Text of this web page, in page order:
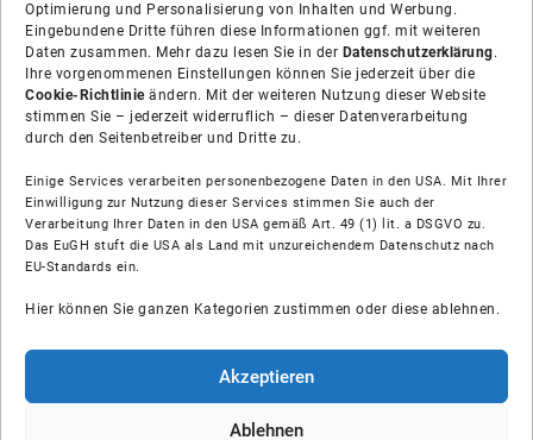
Optimierung und Personalisierung von Inhalten und Werbung.
Eingebundene Dritte führen diese Informationen ggf. mit weiteren
Daten zusammen. Mehr dazu lesen Sie in der Datenschutzerklärung.
Ihre vorgenommenen Einstellungen können Sie jederzeit über die
Cookie-Richtlinieändern. Mit der weiteren Nutzung dieser Website
stimmen Sie – jederzeit widerruflich – dieser Datenverarbeitung
durch den Seitenbetreiber und Dritte zu.
Einige Services verarbeiten personenbezogene Daten in den USA. Mit Ihrer
Einwilligung zur Nutzung dieser Services stimmen Sie auch der
Verarbeitung Ihrer Daten in den USA gemäß Art. 49 (1) lit. a DSGVO zu.
Das EuGH stuft die USA als Land mit unzureichendem Datenschutz nach
EU-Standards ein.
Hier können Sie ganzen Kategorien zustimmen oder diese ablehnen.
Akzeptieren
Ablehnen
Über uns